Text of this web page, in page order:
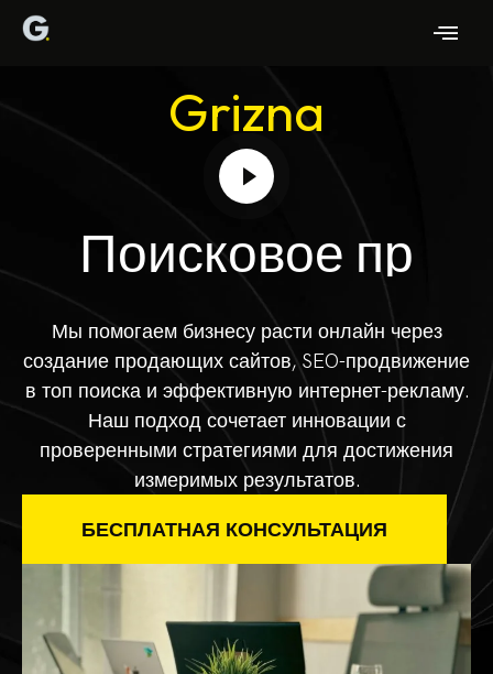
Grizna
оисковое пр од
Мы помогаем бизнесу расти онлайн через
создание продающих сайтов, SEO-продвижение
в топ поиска и эффективную интернет-рекламу.
Наш подход сочетает инновации с
проверенными стратегиями для достижения
измеримых результатов.
БЕСПЛАТНАЯ КОНСУЛЬТАЦИЯ